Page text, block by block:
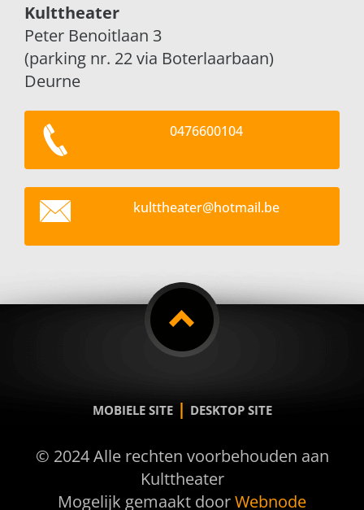
Kulttheater
Peter Benoitlaan 3
(parking nr. 22 via Boterlaarbaan)
Deurne
0476600104
kulttheater@hotmail.be
MOBIELE SITE | DESKTOP SITE
© 2024 Alle rechten voorbehouden aan
Kulttheater
Mogelijk gemaakt doorWebnode